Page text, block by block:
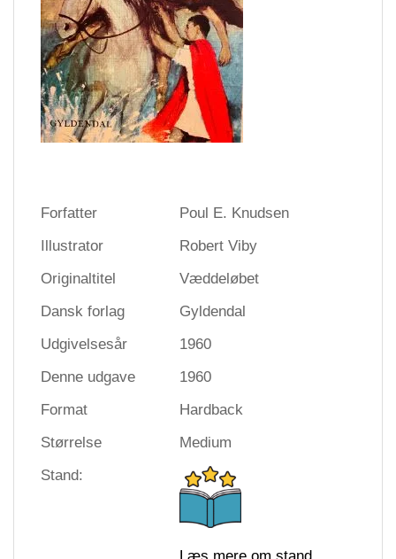
Forfatter
Poul E. Knudsen
Illustrator
Robert Viby
Originaltitel
Væddeløbet
Dansk forlag
Gyldendal
Udgivelsesår
1960
Denne udgave
1960
Format
Hardback
Størrelse
Medium
Stand: